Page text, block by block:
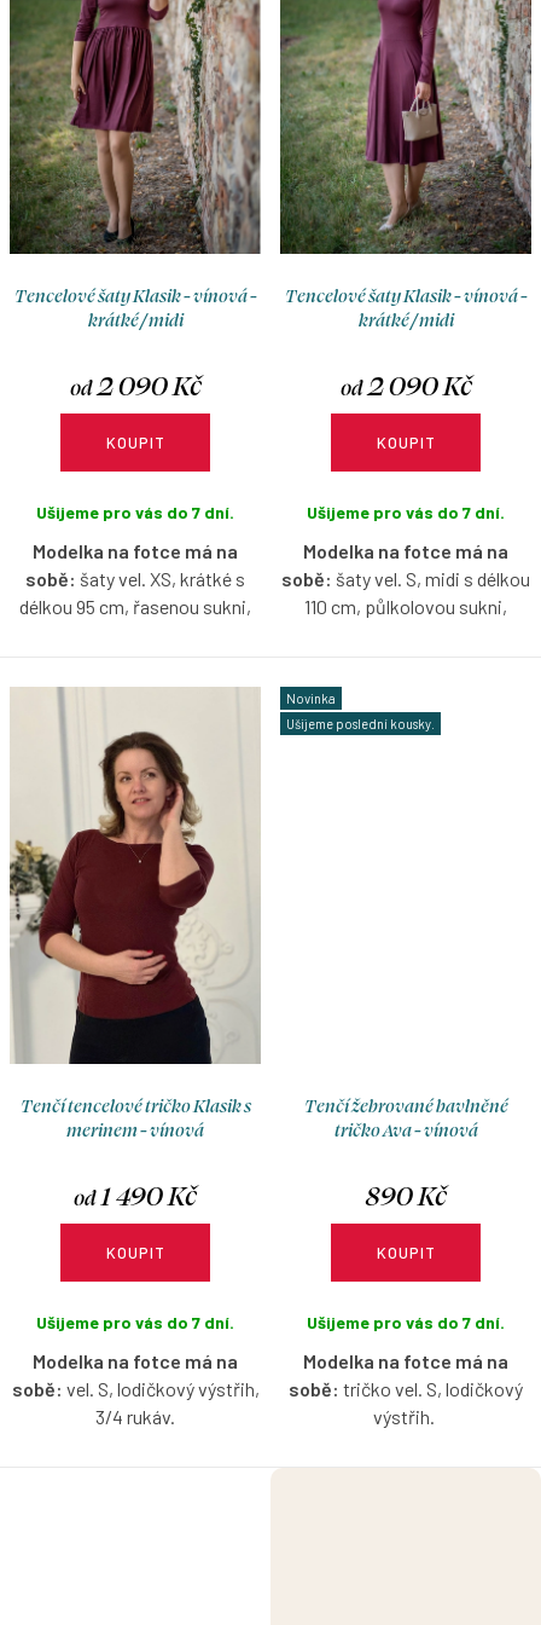
d
u
k
t
ů
o
d
u
k
t
ů
Tencelové šaty Klasik - vínová -
krátké / midi
od2 090 Kč
KOUPIT
Ušijeme pro vás do 7 dní.
Modelka na fotce má na
sobě: šaty vel. XS, krátké s
délkou 95 cm, řasenou sukni,
s možností výběru velikosti,
výstřihu, rukávů, délky a typu
sukně.
Tencelové šaty Klasik - vínová -
krátké / midi
od2 090 Kč
KOUPIT
Ušijeme pro vás do 7 dní.
Modelka na fotce má na
sobě: šaty vel. S, midi s délkou
110 cm, půlkolovou sukni,
Tencelové šaty ve vínové barvě
s možností výběru velikosti,
Tenčí tencelové tričko Klasik s
merinem - vínová
od 1 490 Kč
KOUPIT
Ušijeme pro vás do 7 dní.
Modelka na fotce má na
sobě: vel. S, lodičkový výstřih,
3/4 rukáv.
Novinka
Ušijeme poslední kousky.
Tenčí žebrované bavlněné
tričko Ava - vínová
890 Kč
KOUPIT
Ušijeme pro vás do 7 dní.
Modelka na fotce má na
sobě: tričko vel. S, lodičkový
výstřih.
Žebrované bavlněné tričko bez